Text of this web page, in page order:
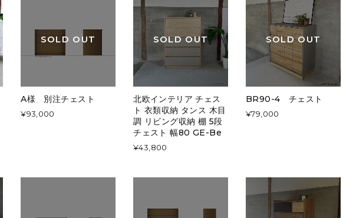
SOLD OUT
A様 別注チェスト
¥93,000
SOLD OUT
北欧インテリア チェス
ト 衣類収納 タンス 木目
調 リビング収納 棚 5段
チェスト 幅80 GE-Be
¥43,800
SOLD OUT
BR90-4 チェスト
¥79,000